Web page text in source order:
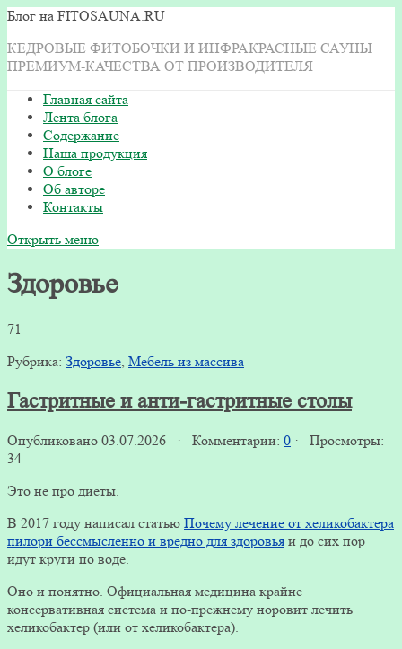
Блог на FITOSAUNA.RU
КЕДРОВЫЕ ФИТОБОЧКИ И ИНФРАКРАСНЫЕ САУНЫ
ПРЕМИУМ-КАЧЕСТВА ОТ ПРОИЗВОДИТЕЛЯ
Главная сайта
Лента блога
Содержание
Наша продукция
О блоге
Об авторе
Контакты
Открыть меню
Здоровье
71
Рубрика: Здоровье, Мебель из массива
Гастритные и анти-гастритные столы
Опубликовано 03.07.2026 · Комментарии: 0 · Просмотры:
34
Это не про диеты.
В 2017 году написал статью Почему лечение от хеликобактера
пилори бессмысленно и вредно для здоровья и до сих пор
идут круги по воде.
Оно и понятно. Официальная медицина крайне
консервативная система и по-прежнему норовит лечить
хеликобактер (или от хеликобактера).